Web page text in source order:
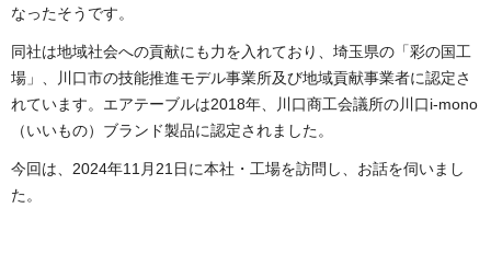
なったそうです。
同社は地域社会への貢献にも力を入れており、埼玉県の「彩の国工
場」、川口市の技能推進モデル事業所及び地域貢献事業者に認定さ
れています。エアテーブルは2018年、川口商工会議所の川口i-mono
（いいもの）ブランド製品に認定されました。
今回は、2024年11月21日に本社・工場を訪問し、お話を伺いまし
た。